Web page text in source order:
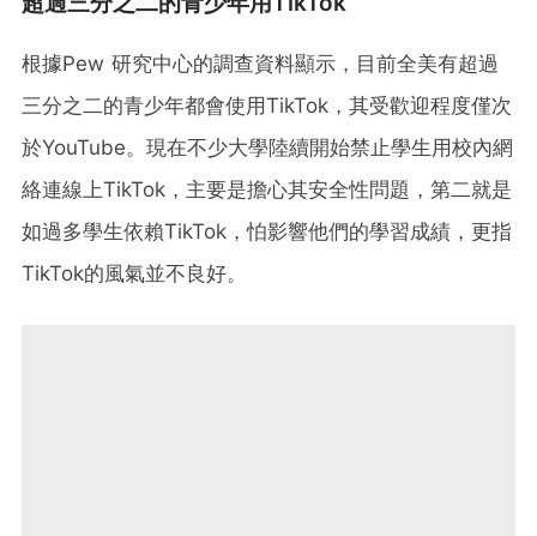
根據Pew 研究中心的調查資料顯示，目前全美有超過
三分之二的青少年都會使用TikTok，其受歡迎程度僅次
於YouTube。現在不少大學陸續開始禁止學生用校內網
絡連線上TikTok，主要是擔心其安全性問題，第二就是
如過多學生依賴TikTok，怕影響他們的學習成績，更指
TikTok的風氣並不良好。